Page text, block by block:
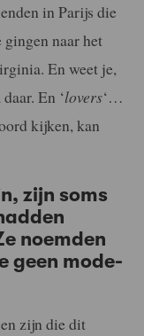
in Parijs die
gingen naar het
En weet je,
En ‘lovers‘…
kijken, kan
zijn soms
noemden
geen mode-
zijn die dit